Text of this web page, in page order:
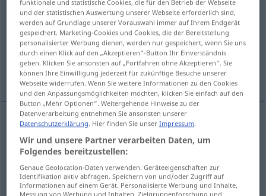
(Für mehr Details die Übersetzung anklicken/antippen)
durchführen, vollführen, vorbeiführen,
verbringen
durchführen ausführen, installieren
durchführen provesti
vollführen provesti
vorbeiführen(pokraj GEN/an DAT) provesti
funktionale und statistische Cookies, die für den Betrieb der Webseite
und der statistischen Auswertung unserer Webseite erforderlich sind,
werden auf Grundlage unserer Vorauswahl immer auf Ihrem Endgerät
gespeichert. Marketing-Cookies und Cookies, die der Bereitstellung
personalisierter Werbung dienen, werden nur gespeichert, wenn Sie uns
durch einen Klick auf den „Akzeptieren“-Button Ihr Einverständnis
geben. Klicken Sie ansonsten auf „Fortfahren ohne Akzeptieren“. Sie
können Ihre Einwilligung jederzeit für zukünftige Besuche unserer
Webseite widerrufen. Wenn Sie weitere Informationen zu den Cookies
und den Anpassungsmöglichkeiten möchten, klicken Sie einfach auf den
Button „Mehr Optionen“. Weitergehende Hinweise zu der
Datenverarbeitung entnehmen Sie ansonsten unserer
Datenschutzerklärung. Hier finden Sie unserImpressum.
Wir und unsere Partner verarbeiten Daten, um
Folgendes bereitzustellen:
Genaue Geolocation-Daten verwenden. Geräteeigenschaften zur
Identifikation aktiv abfragen. Speichern von und/oder Zugriff auf
Informationen auf einem Gerät. Personalisierte Werbung und Inhalte,
Messung von Werbung und Inhalten, Zielgruppenforschung und